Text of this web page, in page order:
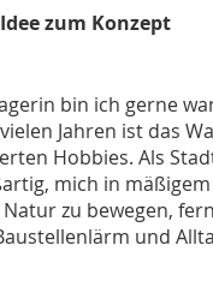
zum Konzept
bin ich gerne
Jahren ist das
Hobbies. Als
mich in
zu bewegen,
und